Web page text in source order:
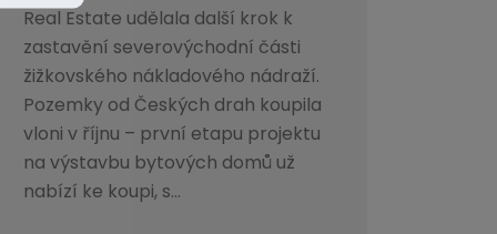
Real Estate udělala další krok k
zastavění severovýchodní části
žižkovského nákladového nádraží.
Pozemky od Českých drah koupila
vloni v říjnu – první etapu projektu
na výstavbu bytových domů už
nabízí ke koupi, s...